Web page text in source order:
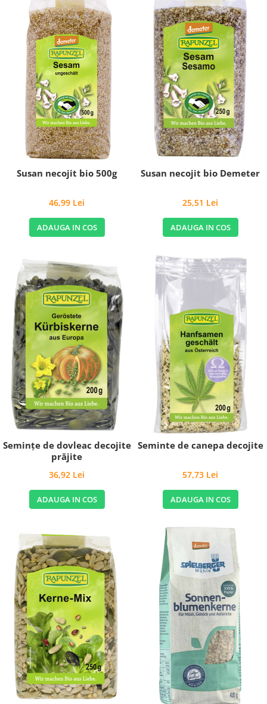
Susan necojit bio 500g
46,99 Lei
ADAUGA IN COS
Susan necojit bio Demeter
25,51 Lei
ADAUGA IN COS
Seminţe de dovleac decojite
prăjite
36,92 Lei
ADAUGA IN COS
Seminte de canepa decojite
57,73 Lei
ADAUGA IN COS